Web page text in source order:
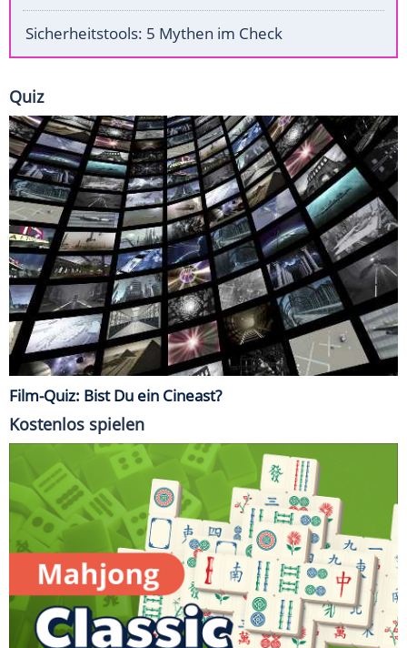
Sicherheitstools: 5 Mythen im Check
Quiz
Film-Quiz: Bist Du ein Cineast?
Kostenlos spielen